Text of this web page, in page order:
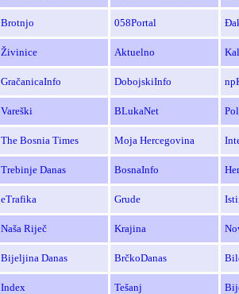
Brotnjo 058Portal
Živinice Aktuelno
GračanicaInfo DobojskiInfo
Vareški BLukaNet
The Bosnia Times Moja Hercegovina
Trebinje Danas BosnaInfo
eTrafika Grude
Naša Riječ Krajina
Bijeljina Danas BrčkoDanas
Index Tešanj